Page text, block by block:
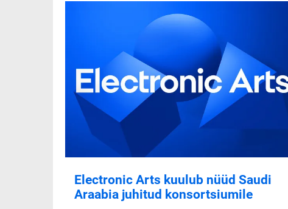
Electronic Arts kuulub nüüd Saudi
Araabia juhitud konsortsiumile